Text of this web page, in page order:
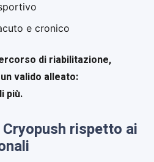
e cronico
di riabilitazione,
valido alleato:
più.
rispetto ai